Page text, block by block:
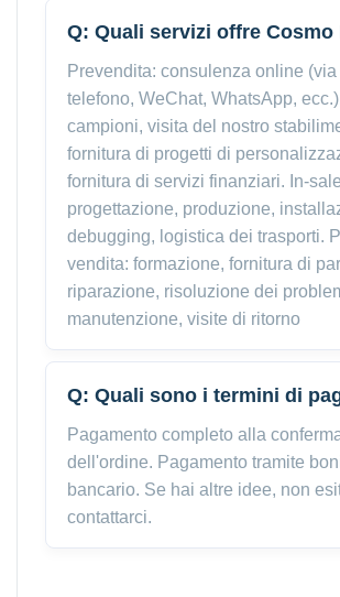
Q: Quali servizi offre Cosmo
Prevendita: consulenza online (via
telefono, WeChat, WhatsApp,
campioni, visita del nostro
fornitura di progetti di
fornitura di servizi finanziari. In-
progettazione, produzione,
debugging, logistica dei trasporti.
vendita: formazione, fornitura di
riparazione, risoluzione dei
manutenzione, visite di ritorno
Q: Quali sono i termini di
Pagamento completo alla
dell'ordine. Pagamento tramite
bancario. Se hai altre idee, non
contattarci.